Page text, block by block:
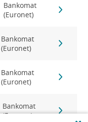
Bankomat
(Euronet)
Bankomat
(Euronet)
Bankomat
(Euronet)
Bankomat
(Euronet)